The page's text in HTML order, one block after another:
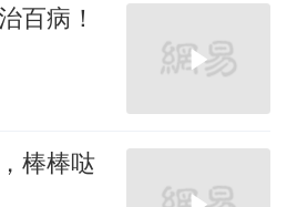
百病！
棒棒哒